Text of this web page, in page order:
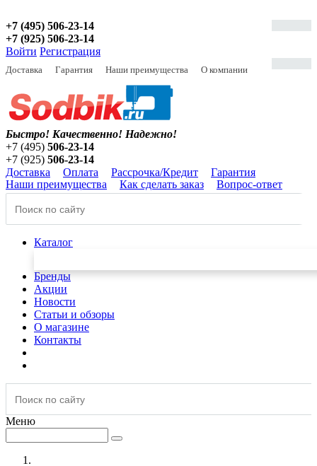
+7 (495) 506-23-14
+7 (925) 506-23-14
Войти Регистрация
Доставка Гарантия Наши преимущества О компании
Быстро! Качественно! Надежно!
+7 (495) 506-23-14
+7 (925) 506-23-14
Доставка
Оплата Рассрочка/Кредит
Гарантия
Наши преимущества
Как сделать заказ Вопрос-ответ
Каталог
Бренды
Акции
Новости
Статьи и обзоры
О магазине
Контакты
Меню